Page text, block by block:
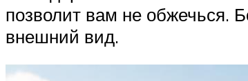
позволит вам не обжечься.
внешний вид.